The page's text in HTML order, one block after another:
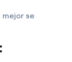
se